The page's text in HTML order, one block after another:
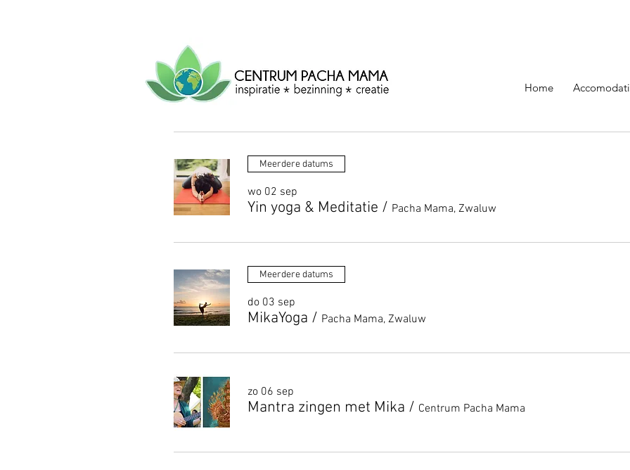
CENTRUM
PACHA
MAMA Centrum voor inspiratie, bezinning &
creatie.
Home
Meerdere datums
wo 02 sep
Yin yoga & Meditatie / Pacha Mama, Zwaluw
Meerdere datums
do 03 sep
MikaYoga / Pacha Mama, Zwaluw
zo 06 sep
Mantra zingen met Mika / Centrum Pacha Mama